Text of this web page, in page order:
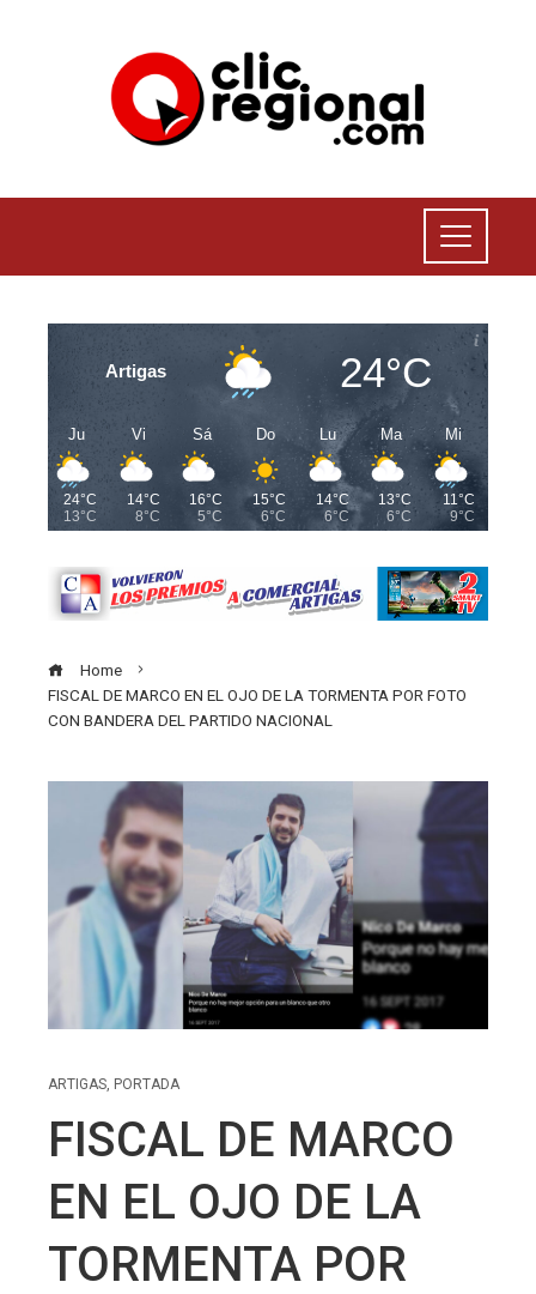
Artigas 24°C
Ju
24°C
13°C
Vi
14°C
8°C
Sá
16°C
5°C
Do
15°C
6°C
Lu
14°C
6°C
Ma
13°C
6°C
Mi
11°C
9°C
Home
FISCAL DE MARCO EN EL OJO DE LA TORMENTA POR FOTO
CON BANDERA DEL PARTIDO NACIONAL
ARTIGAS, PORTADA
FISCAL DE MARCO
EN EL OJO DE LA
TORMENTA POR